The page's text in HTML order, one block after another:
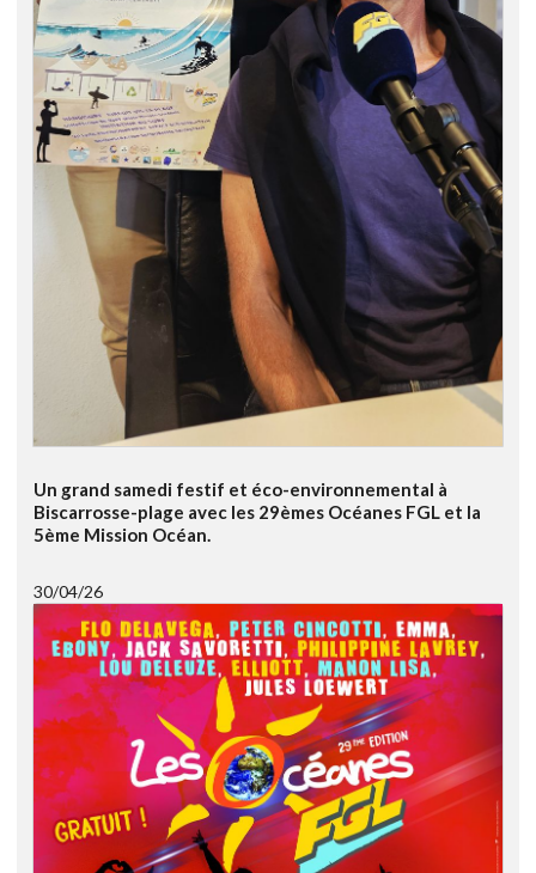
Un grand samedi festif et éco-environnemental à
Biscarrosse-plage avec les 29èmes Océanes FGL et la
5ème Mission Océan.
30/04/26